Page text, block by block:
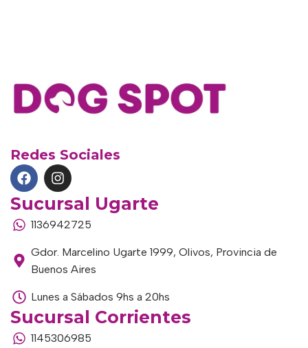
Redes Sociales
Sucursal Ugarte
1136942725
Gdor. Marcelino Ugarte 1999, Olivos, Provincia de
Buenos Aires
Lunes a Sábados 9hs a 20hs
Sucursal Corrientes
1145306985